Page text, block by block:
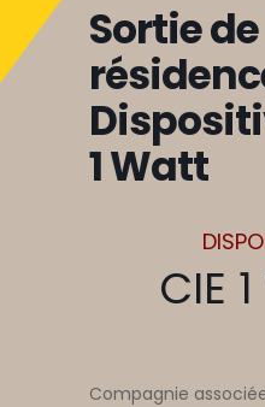
Sortie de
1 Watt
CIE
Compagnie